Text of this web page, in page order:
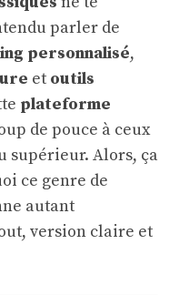
parler de
personnalisé,
et outils
plateforme
de pouce à ceux
supérieur. Alors, ça
ce genre de
autant
version claire et